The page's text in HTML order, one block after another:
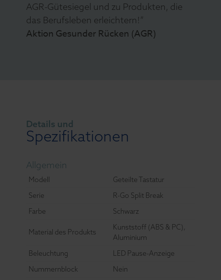
AGR-Gütesiegel und zu Produkten, die
das Berufsleben erleichtern!”
Aktion Gesunder Rücken (AGR)
Details und
Spezifikationen
Allgemein
Modell
Geteilte Tastatur
Serie
R-Go Split Break
Farbe
Schwarz
Material des Produkts
Kunststoff (ABS & PC),
Aluminium
Beleuchtung
LED Pause-Anzeige
Nummernblock
Nein